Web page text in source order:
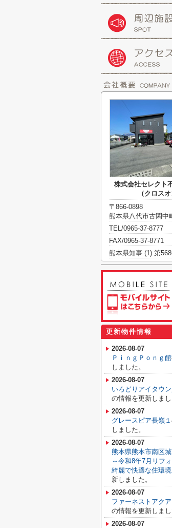
株式会社セレクト
（クロスオ
〒866-0898
熊本県八代市古閑中
TEL/0965-37-8777
FAX/0965-37-8771
熊本県知事 (1) 第
更新物件情報
2026-08-07
ＰｉｎｇＰｏｎｇ館
しました。
2026-08-07
いろどりアイタウ
の情報を更新しまし
2026-08-07
グレースピア長嶺１
しました。
2026-08-07
熊本県熊本市南区
～令和8年7月リフ
綺麗で快適な住環境
新しました。
2026-08-07
ファーネストアク
の情報を更新しまし
2026-08-07